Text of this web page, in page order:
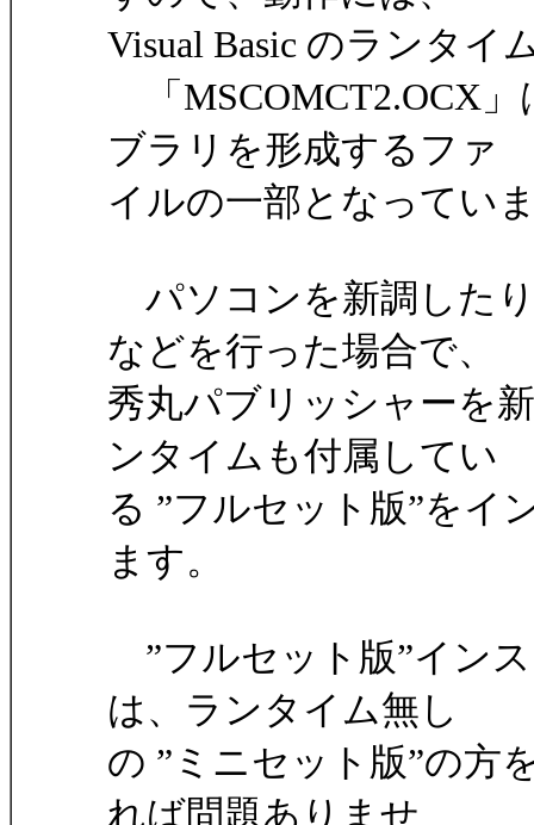
Visual Basic のランタ
「MSCOMCT2.OCX」
ブラリを形成するファ
イルの一部となってい
パソコンを新調した
などを行った場合で、
秀丸パブリッシャーを
ンタイムも付属してい
る ”フルセット版”をイ
ます。
”フルセット版”イン
は、ランタイム無し
の ”ミニセット版”の方
れば問題ありませ